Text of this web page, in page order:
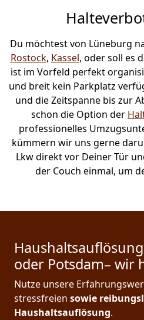
Du möchtest von Lüneburg
Rostock, Kassel, oder soll es
ist im Vorfeld perfekt
und breit kein Parkplatz
und die Zeitspanne bis zur
schon die Option der
professionelles
kümmern wir uns gerne
Lkw direkt vor Deiner Tür
der Couch einmal, um
oder Potsdam– wir
Nutze unsere
stressfreien sowie
Haushaltsauflösung.